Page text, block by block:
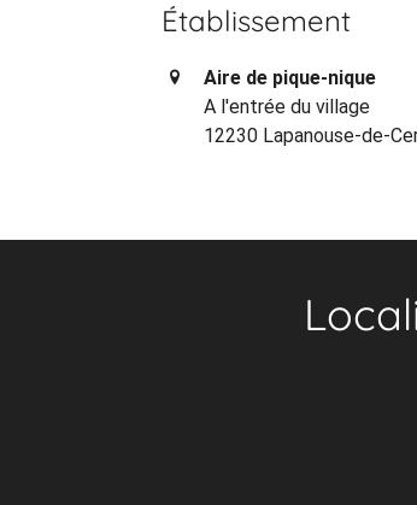
Établissement
Aire de pique-nique
A l'entrée du village
12230 Lapanouse-de-